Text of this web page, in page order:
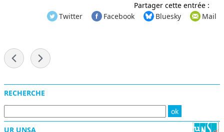
Partager cette entrée :
Twitter
Facebook Bluesky Mail
Menu
RECHERCHE
UR UNSA